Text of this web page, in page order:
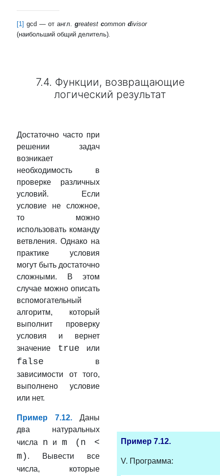
[1] gcd — от англ. greatest common divisor
(наибольший общий делитель).
7.4. Функции, возвращающие
логический результат
Достаточно часто при
решении задач
возникает
необходимость в
проверке различных
условий. Если
условие не сложное,
то можно
использовать команду
ветвления. Однако на
практике условия
могут быть достаточно
сложными. В этом
случае можно описать
вспомогательный
алгоритм, который
выполнит проверку
условия и вернет
значение true или
false
в
зависимости от того,
выполнено условие
или нет.
Пример 7.12.
Даны
два натуральных
числа n и m (n <
m) . Вывести все
числа, которые
Пример 7.12.
V. Программа: